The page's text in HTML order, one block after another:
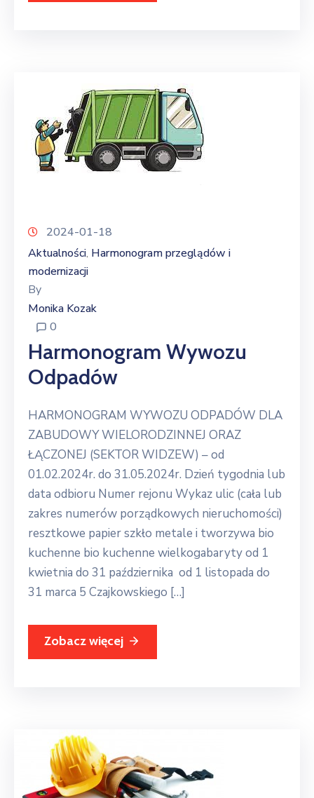
2024-01-18
Aktualności‚ Harmonogram przeglądów i
modernizacji
By
Monika Kozak
0
Harmonogram Wywozu
Odpadów
HARMONOGRAM WYWOZU ODPADÓW DLA
ZABUDOWY WIELORODZINNEJ ORAZ
ŁĄCZONEJ (SEKTOR WIDZEW) – od
01.02.2024r. do 31.05.2024r. Dzień tygodnia lub
data odbioru Numer rejonu Wykaz ulic (cała lub
zakres numerów porządkowych nieruchomości)
resztkowe papier szkło metale i tworzywa bio
kuchenne bio kuchenne wielkogabaryty od 1
kwietnia do 31 października od 1 listopada do
31 marca 5 Czajkowskiego […]
Zobacz więcej